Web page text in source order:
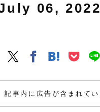
July 06,
記事内に広告が含まれてい